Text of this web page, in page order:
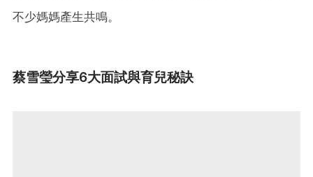
不少媽媽產生共鳴。
蔡雪瑩分享6大面試與育兒秘訣